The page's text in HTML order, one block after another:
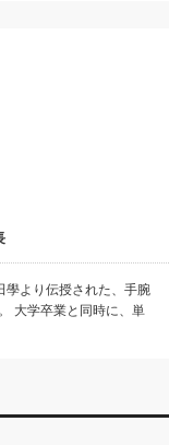
學より伝授された、手腕
大学卒業と同時に、単